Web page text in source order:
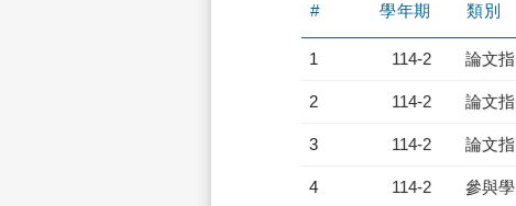
# 學年期 類別
1 114-2 論文
2 114-2 論文
3 114-2 論文
4 114-2 參與